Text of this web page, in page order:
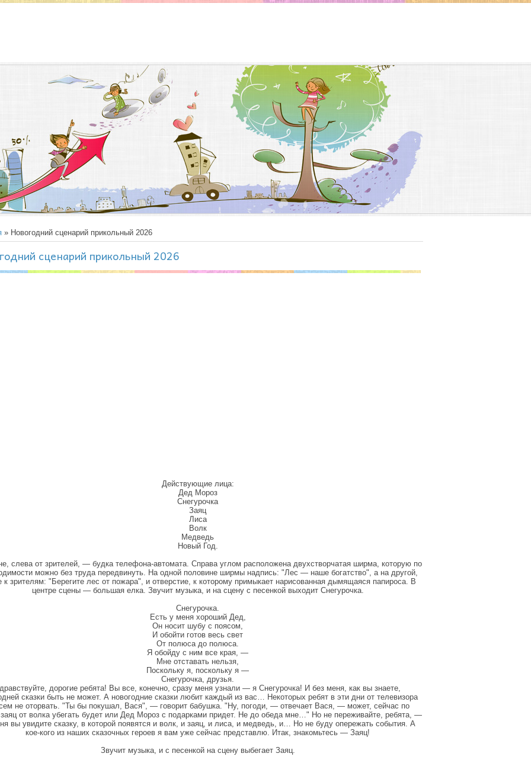
» Новогодний сценарий прикольный 2026
сценарий прикольный 2026
Действующие лица:
Дед Мороз
Снегурочка
Заяц
Лиса
Волк
Медведь
Новый Год.
слева от зрителей, — будка телефона-автомата. Справа углом расположена двухстворчатая ширма, которую по
можно без труда передвинуть. На одной половине ширмы надпись: "Лес — наше богатство", а на другой,
к зрителям: "Берегите лес от пожара", и отверстие, к которому примыкает нарисованная дымящаяся папироса. В
центре сцены — большая елка. Звучит музыка, и на сцену с песенкой выходит Снегурочка.
Снегурочка.
Есть у меня хороший Дед,
Он носит шубу с поясом,
И обойти готов весь свет
От полюса до полюса.
Я обойду с ним все края, —
Мне отставать нельзя,
Поскольку я, поскольку я —
Снегурочка, друзья.
дорогие ребята! Вы все, конечно, сразу меня узнали — я Снегурочка! И без меня, как вы знаете,
сказки быть не может. А новогодние сказки любит каждый из вас… Некоторых ребят в эти дни от телевизора
не оторвать. "Ты бы покушал, Вася", — говорит бабушка. "Ну, погоди, — отвечает Вася, — может, сейчас по
заяц от волка убегать будет или Дед Мороз с подарками придет. Не до обеда мне…" Но не переживайте, ребята, —
вы увидите сказку, в которой появятся и волк, и заяц, и лиса, и медведь, и… Но не буду опережать события. А
кое-кого из наших сказочных героев я вам уже сейчас представлю. Итак, знакомьтесь — Заяц!
Звучит музыка, и с песенкой на сцену выбегает Заяц.